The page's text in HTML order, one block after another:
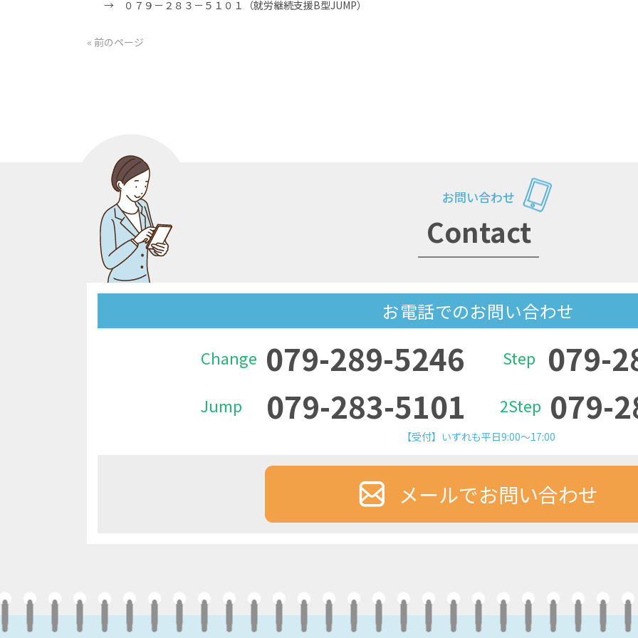
→ ０７９－２８３－５１０１（就労継続支援B型JUMP）
« 前のページ
お問い合わせ
Contact
お電話でのお問い合わせ
Change 079-289-5246 Step 079-
Jump 079-283-5101 2Step 079-
【受付】いずれも平日9:00～17:00
メールでお問い合わせ